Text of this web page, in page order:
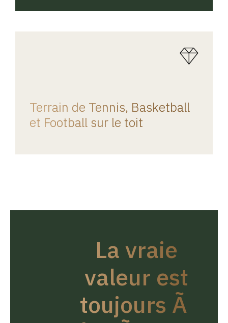
Terrain de Tennis, Basketball
et Football sur le toit
La vraie
valeur est
toujours Ã